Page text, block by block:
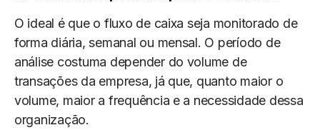
O ideal é que o fluxo de caixa seja monitorado de
forma diária, semanal ou mensal. O período de
análise costuma depender do volume de
transações da empresa, já que, quanto maior o
volume, maior a frequência e a necessidade dessa
organização.